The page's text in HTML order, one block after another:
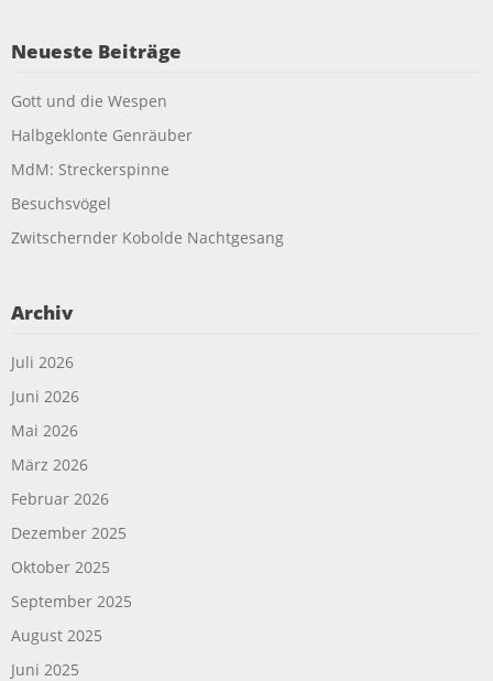
Neueste Beiträge
Gott und die Wespen
Halbgeklonte Genräuber
MdM: Streckerspinne
Besuchsvögel
Zwitschernder Kobolde Nachtgesang
Archiv
Juli 2026
Juni 2026
Mai 2026
März 2026
Februar 2026
Dezember 2025
Oktober 2025
September 2025
August 2025
Juni 2025